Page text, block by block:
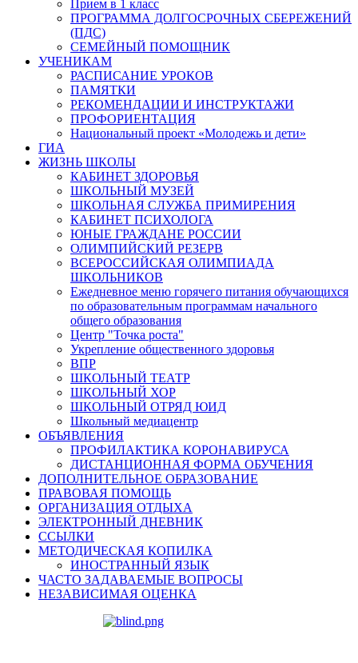
Прием в 1 класс
ПРОГРАММА ДОЛГОСРОЧНЫХ СБЕРЕЖЕНИЙ
(ПДС)
СЕМЕЙНЫЙ ПОМОЩНИК
УЧЕНИКАМ
РАСПИСАНИЕ УРОКОВ
ПАМЯТКИ
РЕКОМЕНДАЦИИ И ИНСТРУКТАЖИ
ПРОФОРИЕНТАЦИЯ
Национальный проект «Молодежь и дети»
ГИА
ЖИЗНЬ ШКОЛЫ
КАБИНЕТ ЗДОРОВЬЯ
ШКОЛЬНЫЙ МУЗЕЙ
ШКОЛЬНАЯ СЛУЖБА ПРИМИРЕНИЯ
КАБИНЕТ ПСИХОЛОГА
ЮНЫЕ ГРАЖДАНЕ РОССИИ
ОЛИМПИЙСКИЙ РЕЗЕРВ
ВСЕРОССИЙСКАЯ ОЛИМПИАДА
ШКОЛЬНИКОВ
Ежедневное меню горячего питания обучающихся
по образовательным программам начального
общего образования
Центр "Точка роста"
Укрепление общественного здоровья
ВПР
ШКОЛЬНЫЙ ТЕАТР
ШКОЛЬНЫЙ ХОР
ШКОЛЬНЫЙ ОТРЯД ЮИД
Школьный медиацентр
ОБЪЯВЛЕНИЯ
ПРОФИЛАКТИКА КОРОНАВИРУСА
ДИСТАНЦИОННАЯ ФОРМА ОБУЧЕНИЯ
ДОПОЛНИТЕЛЬНОЕ ОБРАЗОВАНИЕ
ПРАВОВАЯ ПОМОЩЬ
ОРГАНИЗАЦИЯ ОТДЫХА
ЭЛЕКТРОННЫЙ ДНЕВНИК
ССЫЛКИ
МЕТОДИЧЕСКАЯ КОПИЛКА
ИНОСТРАННЫЙ ЯЗЫК
ЧАСТО ЗАДАВАЕМЫЕ ВОПРОСЫ
НЕЗАВИСИМАЯ ОЦЕНКА